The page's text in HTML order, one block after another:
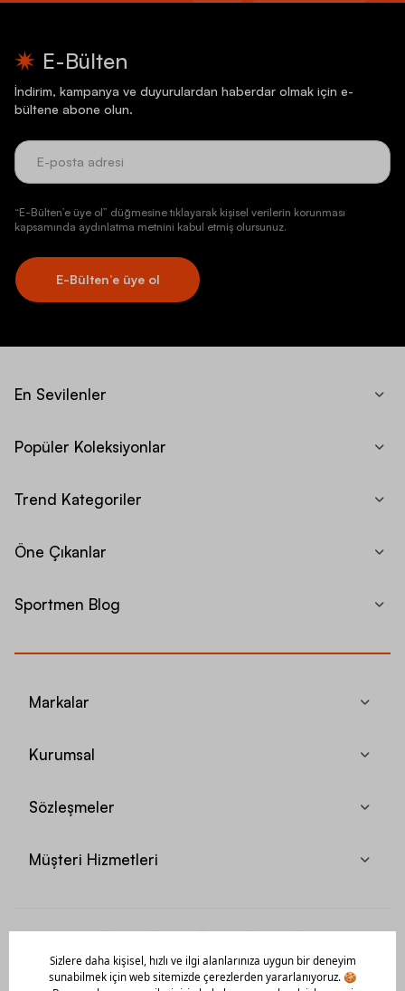
E-Bülten
İndirim, kampanya ve duyurulardan haberdar olmak için e-
bültene abone olun.
“E-Bülten’e üye ol” düğmesine tıklayarak kişisel verilerin korunması
kapsamında aydınlatma metnini kabul etmiş olursunuz.
E-Bülten’e üye ol
En Sevilenler
Popüler Koleksiyonlar
Trend Kategoriler
Öne Çıkanlar
Sportmen Blog
Markalar
Kurumsal
Sözleşmeler
Müşteri Hizmetleri